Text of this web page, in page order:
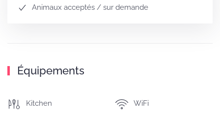
Animaux acceptés / sur demande
Équipements
Kitchen WiFi